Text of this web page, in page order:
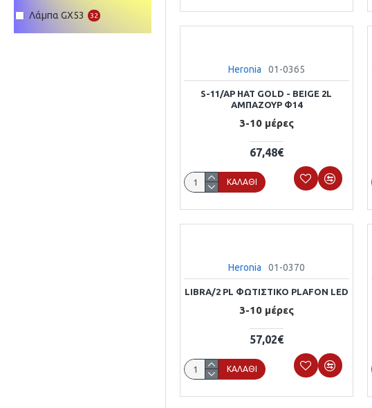
Λάμπα GX53 32
Heronia 01-0365
S-11/AP HAT GOLD - BEIGE 2L
ΑΜΠΑΖΟΥΡ Φ14
3-10 μέρες
67,48€
ΚΑΛΆΘΙ
Heronia 01-0370
LIBRA/2 PL ΦΩΤΙΣΤΙΚΟ PLAFON LED
3-10 μέρες
57,02€
ΚΑΛΆΘΙ